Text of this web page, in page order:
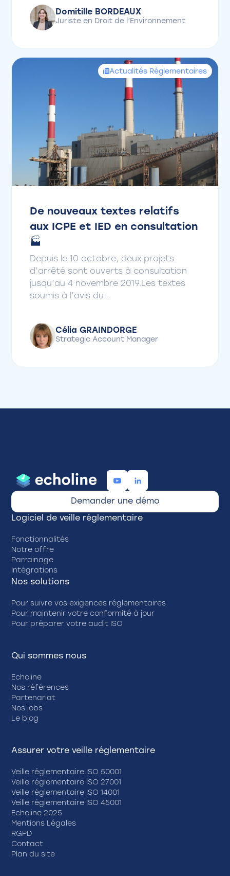
Domitille BORDEAUX
Juriste en Droit de l’Environnement
Actualités Réglementaires
De nouveaux textes relatifs
aux ICPE et IED en consultation
🏭
Depuis le 10 octobre, deux projets
d’arrêté sont ouverts à consultation
jusqu’au 4 novembre 2019.Les textes
soumis à l’avis du...
Célia GRAINDORGE
Strategic Account Manager
Demander une démo
Logiciel de veille réglementaire
Fonctionnalités
Notre offre
Parrainage
Intégrations
Nos solutions
Pour suivre vos exigences réglementaires
Pour maintenir votre conformité à jour
Pour préparer votre audit ISO
Qui sommes nous
Echoline
Nos références
Partenariat
Nos jobs
Le blog
Assurer votre veille réglementaire
Veille réglementaire ISO 50001
Veille réglementaire ISO 27001
Veille réglementaire ISO 14001
Veille réglementaire ISO 45001
Echoline 2025
Mentions Légales
RGPD
Contact
Plan du site